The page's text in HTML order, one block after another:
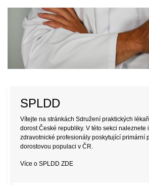
SPLDD
Vítejte na stránkách Sdružení praktických
dorost České republiky. V této sekci naleznete
zdravotnické profesionály poskytující primární
dorostovou populaci v ČR.
Více o SPLDD ZDE